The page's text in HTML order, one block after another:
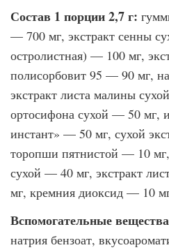
Состав 1 порции 2,7 г:
— 700 мг, экстракт сенны
остролистная) — 100 мг,
полисорбовит 95 — 90 мг,
экстракт листа малины
ортосифона сухой — 50 мг,
инстант» — 50 мг, сухой
торопши пятнистой — 10 мг,
сухой — 40 мг, экстракт
мг, кремния диоксид — 10
Вспомогательные
натрия бензоат,